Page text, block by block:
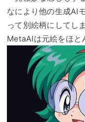
なにより他の生成AI
って別絵柄にしてし
MetaAIは元絵をほと